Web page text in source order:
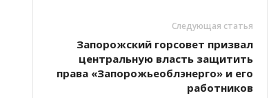
Следующая статья
Запорожский горсовет призвал
центральную власть защитить
права «Запорожьеоблэнерго» и его
работников